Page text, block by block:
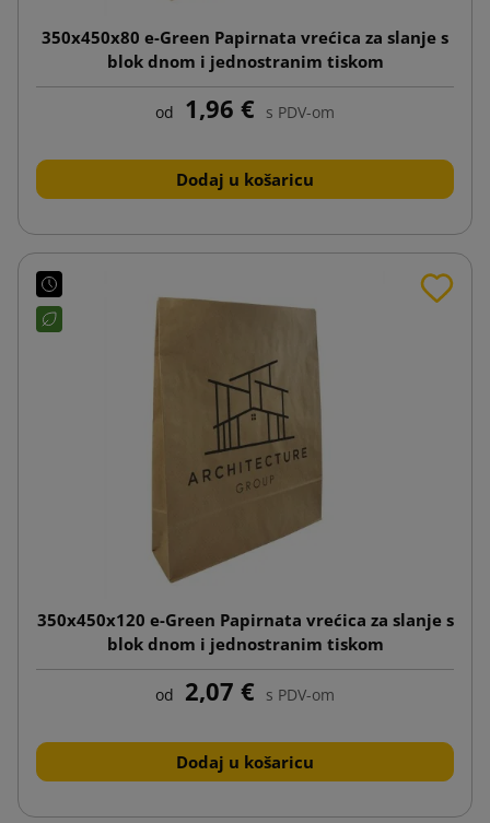
350x450x80 e-Green Papirnata vrećica za slanje s
blok dnom i jednostranim tiskom
od 1,96 € s PDV-om
Dodaj u košaricu
350x450x120 e-Green Papirnata vrećica za slanje s
blok dnom i jednostranim tiskom
od 2,07 € s PDV-om
Dodaj u košaricu